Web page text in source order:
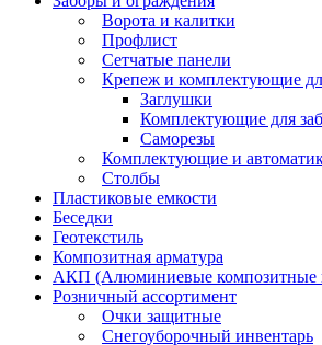
Ворота и калитки
Профлист
Сетчатые панели
Крепеж и комплектующие
Заглушки
Комплектующие для
Саморезы
Комплектующие и
Столбы
Пластиковые емкости
Беседки
Геотекстиль
Композитная арматура
АКП (Алюминиевые композитные
Розничный ассортимент
Очки защитные
Снегоуборочный инвентарь